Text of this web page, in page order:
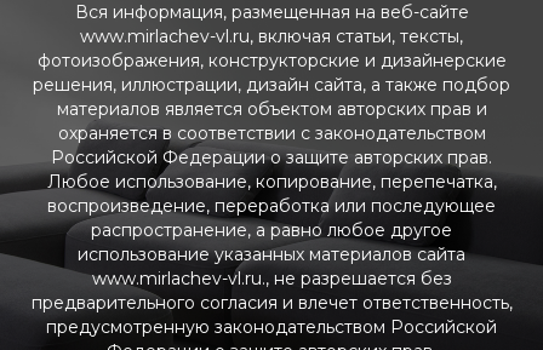
Вся информация, размещенная на веб-сайте
www.mirlachev-vl.ru, включая статьи, тексты,
фотоизображения, конструкторские и дизайнерские
решения, иллюстрации, дизайн сайта, а также подбор
материалов является объектом авторских прав и
охраняется в соответствии с законодательством
Российской Федерации о защите авторских прав.
Любое использование, копирование, перепечатка,
воспроизведение, переработка или последующее
распространение, а равно любое другое
использование указанных материалов сайта
www.mirlachev-vl.ru., не разрешается без
предварительного согласия и влечет ответственность,
предусмотренную законодательством Российской